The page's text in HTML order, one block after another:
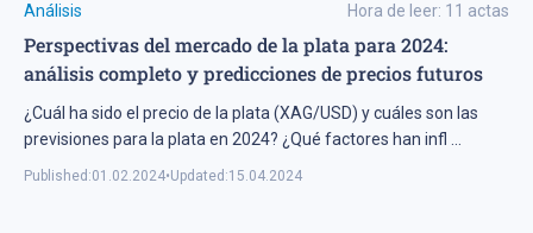
Análisis Hora de leer: 11 actas
Perspectivas del mercado de la plata para 2024:
análisis completo y predicciones de precios futuros
¿Cuál ha sido el precio de la plata (XAG/USD) y cuáles son las
previsiones para la plata en 2024? ¿Qué factores han infl ...
Published:01.02.2024•Updated:15.04.2024